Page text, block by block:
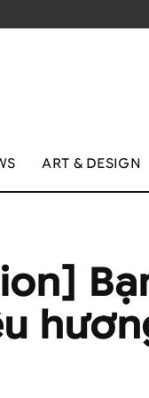
ART & DESIGN